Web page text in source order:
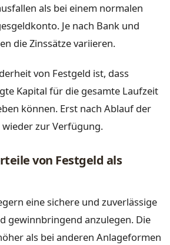
als bei einem normalen
Je nach Bank und
die Zinssätze variieren.
von Festgeld ist, dass
Kapital für die gesamte Laufzeit
können. Erst nach Ablauf der
zur Verfügung.
von Festgeld als
eine sichere und zuverlässige
gewinnbringend anzulegen. Die
als bei anderen Anlageformen